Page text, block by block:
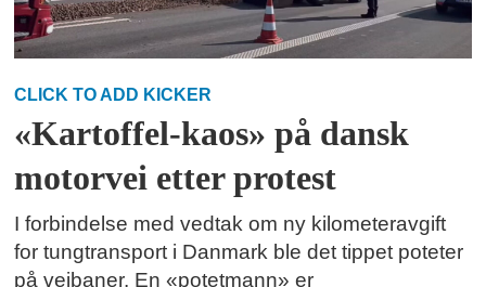
CLICK TO ADD KICKER
«Kartoffel-kaos» på dansk
motorvei etter protest
I forbindelse med vedtak om ny kilometeravgift
for tungtransport i Danmark ble det tippet poteter
på veibaner. En «potetmann» er